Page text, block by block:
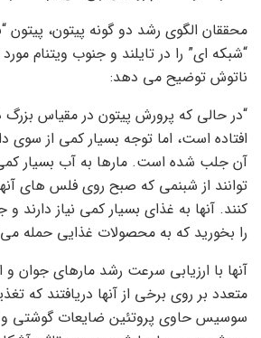
محققان الگوی رشد دو گونه پیتون، پیتون
“شبکه ای” را در تایلند و جنوب ویتنام مورد
ناتوش توضیح می دهد:
“در حالی که پرورش پیتون در مقیاس بزرگ
افتاده است، اما توجه بسیار کمی از سوی
آن جلب شده است. مارها به آب بسیار
توانند از شبنمی که صبح روی فلس های
کنند. آنها به غذای بسیار کمی نیاز دارند
را بخورید که به محصولات غذایی حمله می
آنها با ارزیابی سرعت رشد مارهای جوان
متعدد بر روی برخی از آنها دریافتند که
سوسیس حاوی پروتئین ضایعات گوشتی